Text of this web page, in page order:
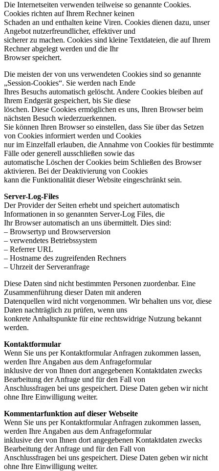
Die Internetseiten verwenden teilweise so genannte Cookies.
Cookies richten auf Ihrem Rechner keinen
Schaden an und enthalten keine Viren. Cookies dienen dazu, unser
Angebot nutzerfreundlicher, effektiver und
sicherer zu machen. Cookies sind kleine Textdateien, die auf Ihrem
Rechner abgelegt werden und die Ihr
Browser speichert.
Die meisten der von uns verwendeten Cookies sind so genannte
„Session-Cookies“. Sie werden nach Ende
Ihres Besuchs automatisch gelöscht. Andere Cookies bleiben auf
Ihrem Endgerät gespeichert, bis Sie diese
löschen. Diese Cookies ermöglichen es uns, Ihren Browser beim
nächsten Besuch wiederzuerkennen.
Sie können Ihren Browser so einstellen, dass Sie über das Setzen
von Cookies informiert werden und Cookies
nur im Einzelfall erlauben, die Annahme von Cookies für bestimmte
Fälle oder generell ausschließen sowie das
automatische Löschen der Cookies beim Schließen des Browser
aktivieren. Bei der Deaktivierung von Cookies
kann die Funktionalität dieser Website eingeschränkt sein.
Server-Log-Files
Der Provider der Seiten erhebt und speichert automatisch
Informationen in so genannten Server-Log Files, die
Ihr Browser automatisch an uns übermittelt. Dies sind:
– Browsertyp und Browserversion
– verwendetes Betriebssystem
– Referrer URL
– Hostname des zugreifenden Rechners
– Uhrzeit der Serveranfrage
Diese Daten sind nicht bestimmten Personen zuordenbar. Eine
Zusammenführung dieser Daten mit anderen
Datenquellen wird nicht vorgenommen. Wir behalten uns vor, diese
Daten nachträglich zu prüfen, wenn uns
konkrete Anhaltspunkte für eine rechtswidrige Nutzung bekannt
werden.
Kontaktformular
Wenn Sie uns per Kontaktformular Anfragen zukommen lassen,
werden Ihre Angaben aus dem Anfrageformular
inklusive der von Ihnen dort angegebenen Kontaktdaten zwecks
Bearbeitung der Anfrage und für den Fall von
Anschlussfragen bei uns gespeichert. Diese Daten geben wir nicht
ohne Ihre Einwilligung weiter.
Kommentarfunktion auf dieser Webseite
Wenn Sie uns per Kontaktformular Anfragen zukommen lassen,
werden Ihre Angaben aus dem Anfrageformular
inklusive der von Ihnen dort angegebenen Kontaktdaten zwecks
Bearbeitung der Anfrage und für den Fall von
Anschlussfragen bei uns gespeichert. Diese Daten geben wir nicht
ohne Ihre Einwilligung weiter.